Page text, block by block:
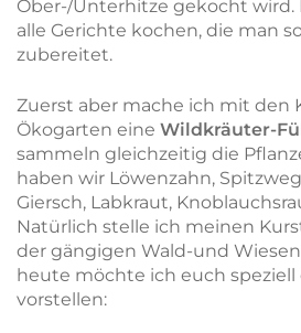
Ober-/Unterhitze gekocht wird.
alle Gerichte kochen, die man
zubereitet.
Zuerst aber mache ich mit den
Ökogarten eine Wildkräuter-
sammeln gleichzeitig die
haben wir Löwenzahn,
Giersch, Labkraut,
Natürlich stelle ich meinen
der gängigen Wald-und
heute möchte ich euch speziell
vorstellen: